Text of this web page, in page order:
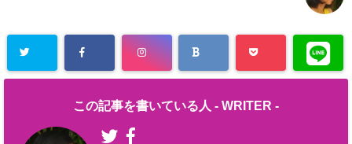
この記事を書いている人 - WRITER -